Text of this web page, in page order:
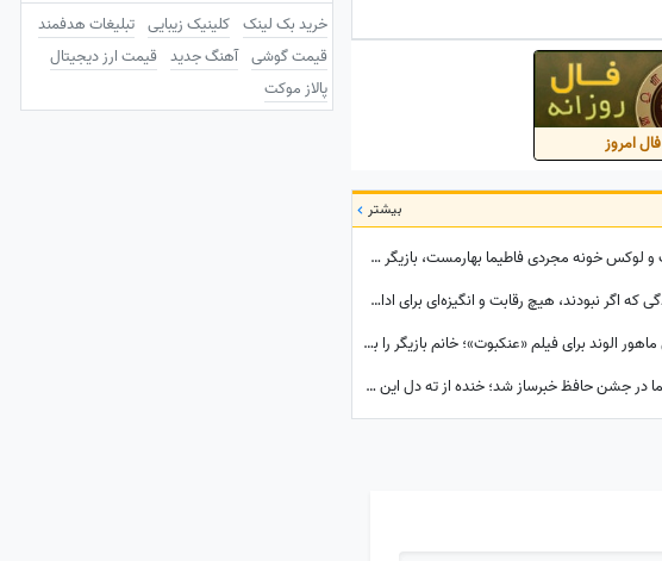
فال امروز
بیشتر
نگاهی به چیدمان شیک و لوکس خونه مجردی فاطیما بهارمست، بازیگر سریال «صفا با خانواده» / از مبلمان کلاسیک و پرده‌های اعیانی تا کتاب‌خونه و ...
5 جذابیت واقعی در زندگی که اگر نبودند، هیچ رقابت و انگیزه‌ای برای ادامه زندگی وجود نداشت! آخریش از همه مهم‌تره!
تغییر چهره دهه شصتی ماهور الوند برای فیلم «عنکبوت»؛ خانم بازیگر را به سختی می‌توان شناخت + عکس
لباس متفاوت بهاره رهنما در جشن حافظ خبرساز شد؛ خنده از ته دل این بازیگر بیشتر از استایلش دیده شد
خرید بک لینک کلینیک زیبایی تبلیغات هدفمند
قیمت گوشی آهنگ جدید قیمت ارز دیجیتال
پالاز موکت